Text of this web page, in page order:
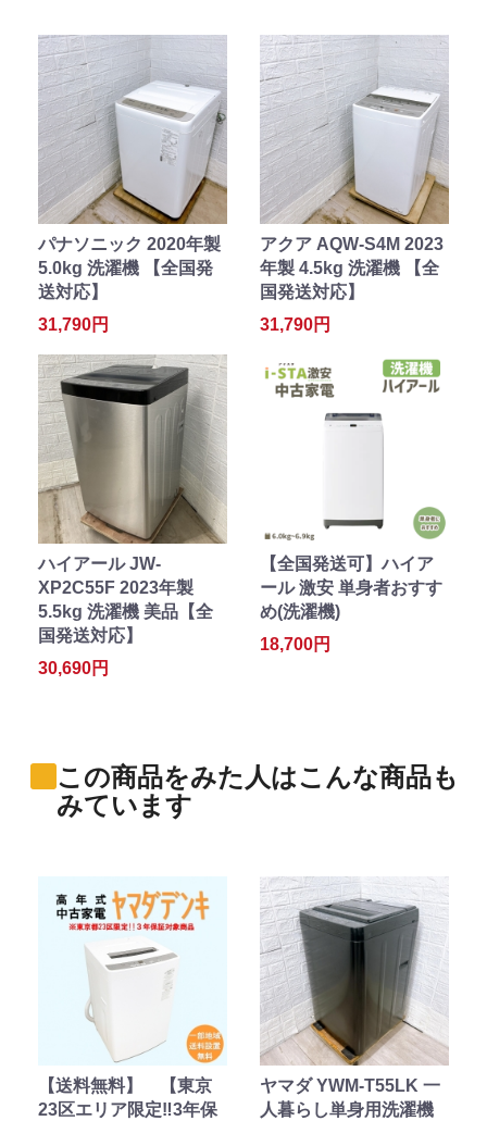
パナソニック 2020年製
5.0kg 洗濯機 【全国発
送対応】
31,790円
アクア AQW-S4M 2023
年製 4.5kg 洗濯機 【全
国発送対応】
31,790円
ハイアール JW-
XP2C55F 2023年製
5.5kg 洗濯機 美品【全
国発送対応】
30,690円
【全国発送可】ハイア
ール 激安 単身者おすす
め(洗濯機)
18,700円
この商品をみた人はこんな商品も
みています
【送料無料】 【東京
23区エリア限定‼3年保
ヤマダ YWM-T55LK 一
人暮らし単身用洗濯機